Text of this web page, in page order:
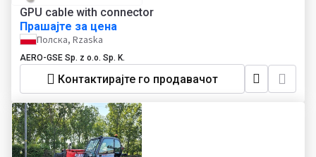
GPU cable with connector
Прашајте за цена
Полска, Rzaska
AERO-GSE Sp. z o.o. Sp. K.
Контактирајте го продавачот